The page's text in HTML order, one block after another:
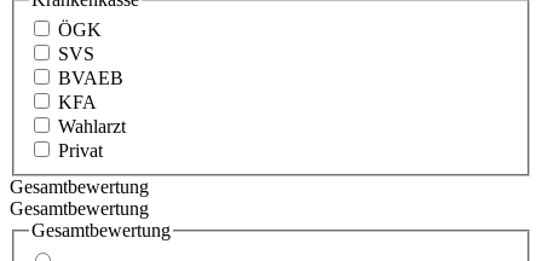
ÖGK
SVS
BVAEB
KFA
Wahlarzt
Privat
Gesamtbewertung
Gesamtbewertung
Gesamtbewertung